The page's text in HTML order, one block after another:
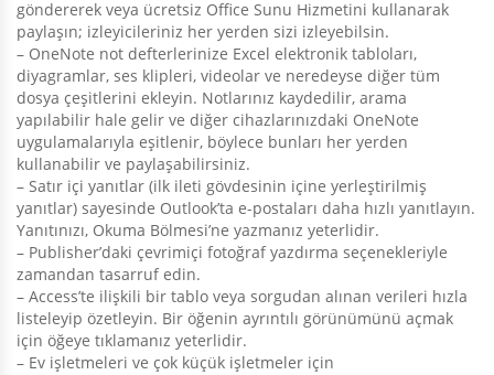
göndererek veya ücretsiz Office Sunu Hizmetini kullanarak
paylaşın; izleyicileriniz her yerden sizi izleyebilsin.
– OneNote not defterlerinize Excel elektronik tabloları,
diyagramlar, ses klipleri, videolar ve neredeyse diğer tüm
dosya çeşitlerini ekleyin. Notlarınız kaydedilir, arama
yapılabilir hale gelir ve diğer cihazlarınızdaki OneNote
uygulamalarıyla eşitlenir, böylece bunları her yerden
kullanabilir ve paylaşabilirsiniz.
– Satır içi yanıtlar (ilk ileti gövdesinin içine yerleştirilmiş
yanıtlar) sayesinde Outlook’ta e-postaları daha hızlı yanıtlayın.
Yanıtınızı, Okuma Bölmesi’ne yazmanız yeterlidir.
– Publisher’daki çevrimiçi fotoğraf yazdırma seçenekleriyle
zamandan tasarruf edin.
– Access’te ilişkili bir tablo veya sorgudan alınan verileri hızla
listeleyip özetleyin. Bir öğenin ayrıntılı görünümünü açmak
için öğeye tıklamanız yeterlidir.
– Ev işletmeleri ve çok küçük işletmeler için